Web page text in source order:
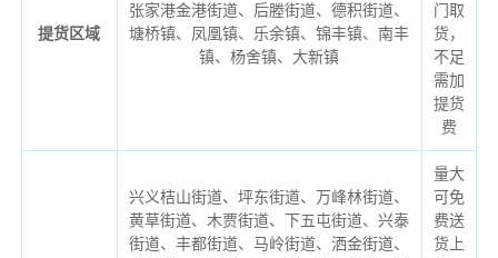
提货区域
张家港金港街道、后塍街道、德积街道、
塘桥镇、凤凰镇、乐余镇、锦丰镇、南丰
镇、杨舍镇、大新镇
门取
货，
不足
需加
提货
费
兴义桔山街道、坪东街道、万峰林街道、
黄草街道、木贾街道、下五屯街道、兴泰
街道、丰都街道、马岭街道、洒金街道、
量大
可免
费送
货上